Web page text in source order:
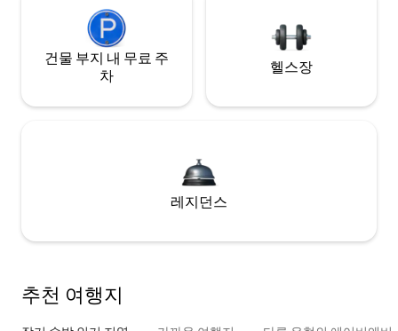
건물 부지 내 무료 주
차
헬스장
레지던스
추천 여행지